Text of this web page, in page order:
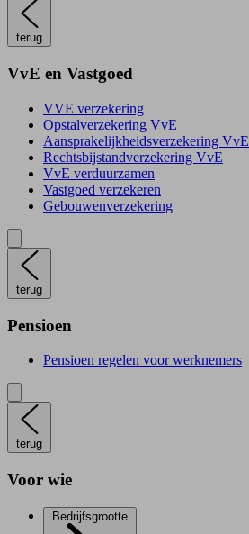
terug
VvE en Vastgoed
VVE verzekering
Opstalverzekering VvE
Aansprakelijkheidsverzekering VvE
Rechtsbijstandverzekering VvE
VvE verduurzamen
Vastgoed verzekeren
Gebouwenverzekering
terug
Pensioen
Pensioen regelen voor werknemers
terug
Voor wie
Bedrijfsgrootte